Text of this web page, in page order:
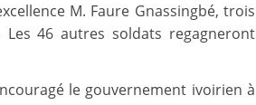
M. Faure Gnassingbé, trois
46 autres soldats regagneront
le gouvernement ivoirien à